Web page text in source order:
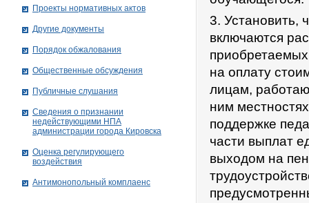
3. Установить,
включаются
на оплату
лицам,
ним
поддержке
части выплат
выходом на
Проекты нормативных актов
Другие документы
Порядок обжалования
Общественные обсуждения
Публичные слушания
Сведения о признании
недействующими НПА
администрации города Кировскa
Оценка регулирующего
воздействия
Антимонопольный комплаенс